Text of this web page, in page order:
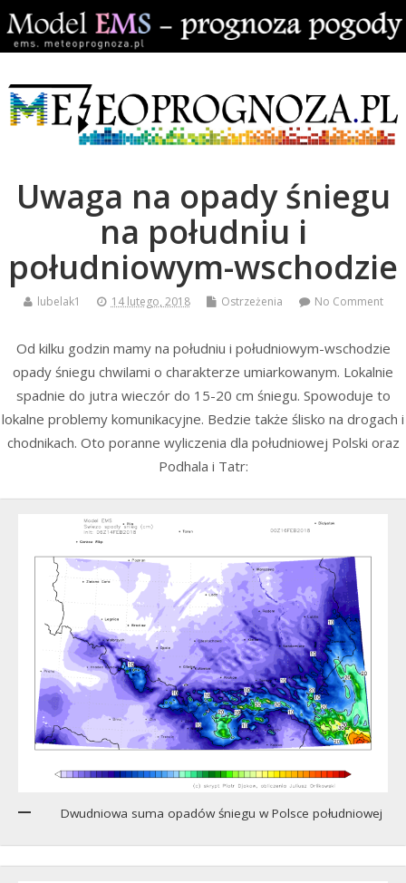
Uwaga na opady śniegu
na południu i
południowym-wschodzie
lubelak1 14 lutego, 2018 Ostrzeżenia No Comment
Od kilku godzin mamy na południu i południowym-wschodzie
opady śniegu chwilami o charakterze umiarkowanym. Lokalnie
spadnie do jutra wieczór do 15-20 cm śniegu. Spowoduje to
lokalne problemy komunikacyjne. Bedzie także ślisko na drogach i
chodnikach. Oto poranne wyliczenia dla południowej Polski oraz
Podhala i Tatr:
Dwudniowa suma opadów śniegu w Polsce południowej